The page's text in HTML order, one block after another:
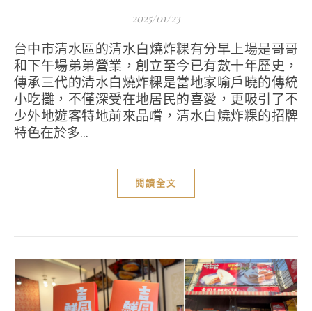
2025/01/23
台中市清水區的清水白燒炸粿有分早上場是哥哥
和下午場弟弟營業，創立至今已有數十年歷史，
傳承三代的清水白燒炸粿是當地家喻戶曉的傳統
小吃攤，不僅深受在地居民的喜愛，更吸引了不
少外地遊客特地前來品嚐，清水白燒炸粿的招牌
特色在於多...
閱讀全文